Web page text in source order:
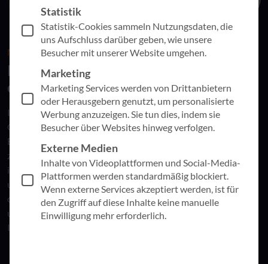
MAXIMALER ERFOLG
Prozesse mit sinnvoller KI-Integration
optimieren
In einer Welt der digitalen Transformation ist es wichtig, auch
Geschäftsprozesse neu zu denken und zu transformieren. Die
Entwicklung und Implementierung
zu Erreichen Sie mehr Effizienz, Produktivität und Flexibilität
in Ihrem Ihrer Unternehmen Organisation mit unserer
umfassenden
methodischen und IT-Beratung
. Wir
digitalisieren und optimieren Ihre Prozesse mittels Pro-Code
und Low-Code und finden die besten Lösungen, die genau auf
Ihre Anforderungen zugeschnitten sind.
Statistik
Statistik-Cookies sammeln Nutzungsdaten, die
uns Aufschluss darüber geben, wie unsere
Besucher mit unserer Website umgehen.
Marketing
Marketing Services werden von Drittanbietern
oder Herausgebern genutzt, um personalisierte
Werbung anzuzeigen. Sie tun dies, indem sie
Besucher über Websites hinweg verfolgen.
Externe Medien
Inhalte von Videoplattformen und Social-Media-
Plattformen werden standardmäßig blockiert.
Wenn externe Services akzeptiert werden, ist für
den Zugriff auf diese Inhalte keine manuelle
Einwilligung mehr erforderlich.